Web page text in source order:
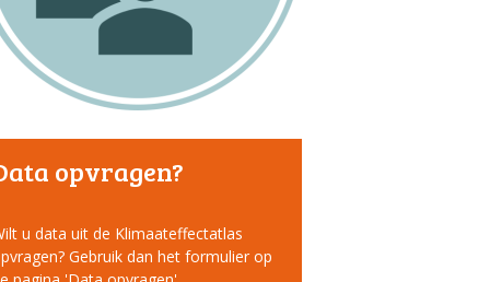
opvragen?
u data uit de Klimaateffectatlas
Gebruik dan het formulier op